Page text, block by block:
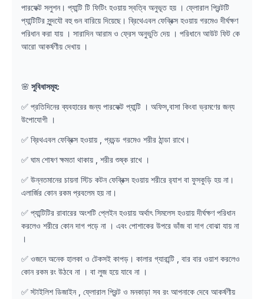
পারফেক্ট সলুশন। প্যান্টি টি ফিটিং হওয়ায় স্বত্বি অনুভূত হয় । ফ্লোরাল প্রিন্টটি
প্যান্টিটির সুন্দযৌ বহু গুন বারিয়ে দিয়েছে। ব্রিথেএবল ফেব্রিক্স হওয়ায় গরমেও দীর্ঘক্ষণ
পরিধান করা যায় । সারাদিন আরাম ও ফ্রেস অনুভুতি দেয় । পরিধানে আউট ফিট কে
আরো আকর্ষণীয় দেখায় ।
🌸 সুবিধাসমূহ:
✅ প্রতিদিনের ব্যবহারের জন্য পারফেক্ট প্যান্টি । অফিস,বাসা কিংবা ভ্রমণের জন্য
উপোযোগী ।
✅ ব্রিথএবল ফেব্রিক্স হওয়ায় , প্রচন্ড গরমেও শরীর ঠান্ডা রাখে।
✅ ঘাম শোষণ ক্ষমতা থাকায় , শরীর শুষ্ক রাখে ।
✅ উন্নতমানের চায়না স্টিচ কটন ফেব্রিক্স হওয়ায় শরীরে র‌্যাশ বা ফুসকুড়ি হয় না।
এলার্জির কোন রকম প্রবলেম হয় না।
✅ প্যান্টিটির রাবারের অংশটি প্লেইন হওয়ায় অর্থাৎ সিমলেস হওয়ায় দীর্ঘক্ষণ পরিধান
করলেও শরীরে কোন দাগ পড়ে না । এবং পোশাকের উপরে ভাঁজ বা দাগ বোঝা যায় না
।
✅ ওজনে অনেক হালকা ও টেকসই কাপড়। কালার গ্যারান্টি , বার বার ওয়াশ করলেও
কোন রকম রং উঠবে না । বা লুজ হয়ে যাবে না ।
✅ স্টাইলিশ ডিজাইন , ফ্লোরাল প্রিন্ট ও মনকাড়া সব রং আপনাকে দেবে আকর্ষণীয়